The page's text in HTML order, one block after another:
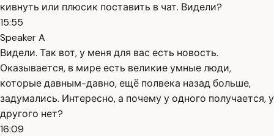
кивнуть или плюсик поставить в чат. Видели?
15:55
Speaker A
Видели. Так вот, у меня для вас есть новость.
Оказывается, в мире есть великие умные люди,
которые давным-давно, ещё полвека назад больше,
задумались. Интересно, а почему у одного получается, у
другого нет?
16:09